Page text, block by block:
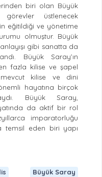
biri olan Büyük
üstlenecek
eğitildiği ve yönetime
olmuştur. Büyük
gibi sanatta da
Büyük Saray’ın
fazla kilise ve şapel
kilise ve dini
hayatına birçok
Büyük Saray,
da aktif bir rol
imparatorluğu
temsil eden biri yapı
Büyük Saray